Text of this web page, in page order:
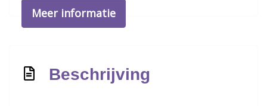
Panoramadak
Overige
Meer informatie
Beschrijving